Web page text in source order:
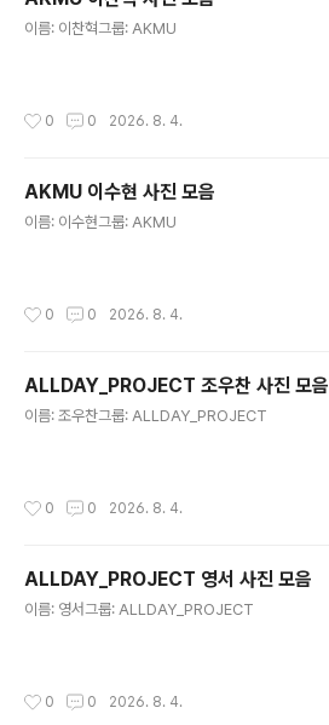
이름: 이찬혁그룹: AKMU
0 0 2026. 8. 4.
AKMU 이수현 사진 모음
이름: 이수현그룹: AKMU
0 0 2026. 8. 4.
ALLDAY_PROJECT 조우찬 사진 모음
이름: 조우찬그룹: ALLDAY_PROJECT
0 0 2026. 8. 4.
ALLDAY_PROJECT 영서 사진 모음
이름: 영서그룹: ALLDAY_PROJECT
0 0 2026. 8. 4.